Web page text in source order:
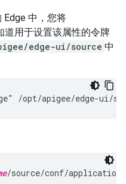
Edge 中，您将
道用于设置该属性的令牌
edge-ui/source 中
/opt/apigee/edge-ui/
/source/conf/